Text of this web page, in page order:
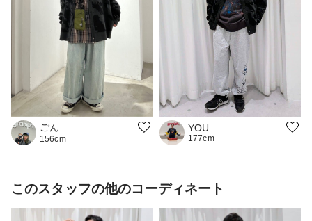
ごん
156cm
YOU
177cm
このスタッフの他のコーディネート